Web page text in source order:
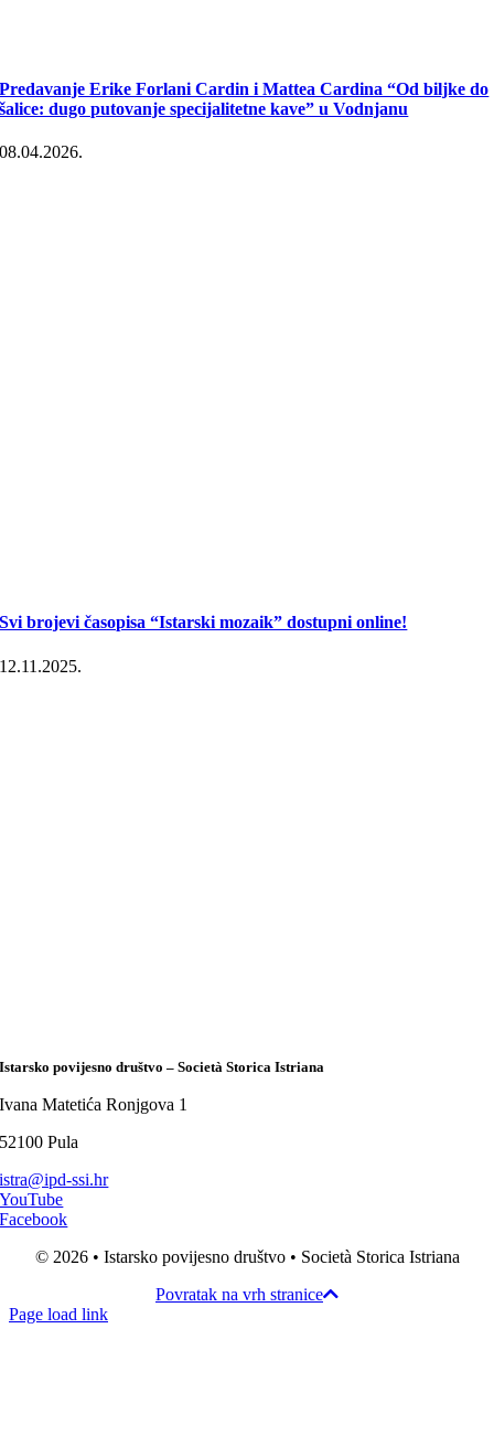
Predavanje Erike Forlani Cardin i Mattea Cardina “Od biljke do
šalice: dugo putovanje specijalitetne kave” u Vodnjanu
08.04.2026.
Svi brojevi časopisa “Istarski mozaik” dostupni online!
12.11.2025.
Istarsko povijesno društvo – Società Storica Istriana
Ivana Matetića Ronjgova 1
52100 Pula
istra@ipd-ssi.hr
YouTube
Facebook
© 2026 • Istarsko povijesno društvo • Società Storica Istriana
Povratak na vrh stranice
Page load link